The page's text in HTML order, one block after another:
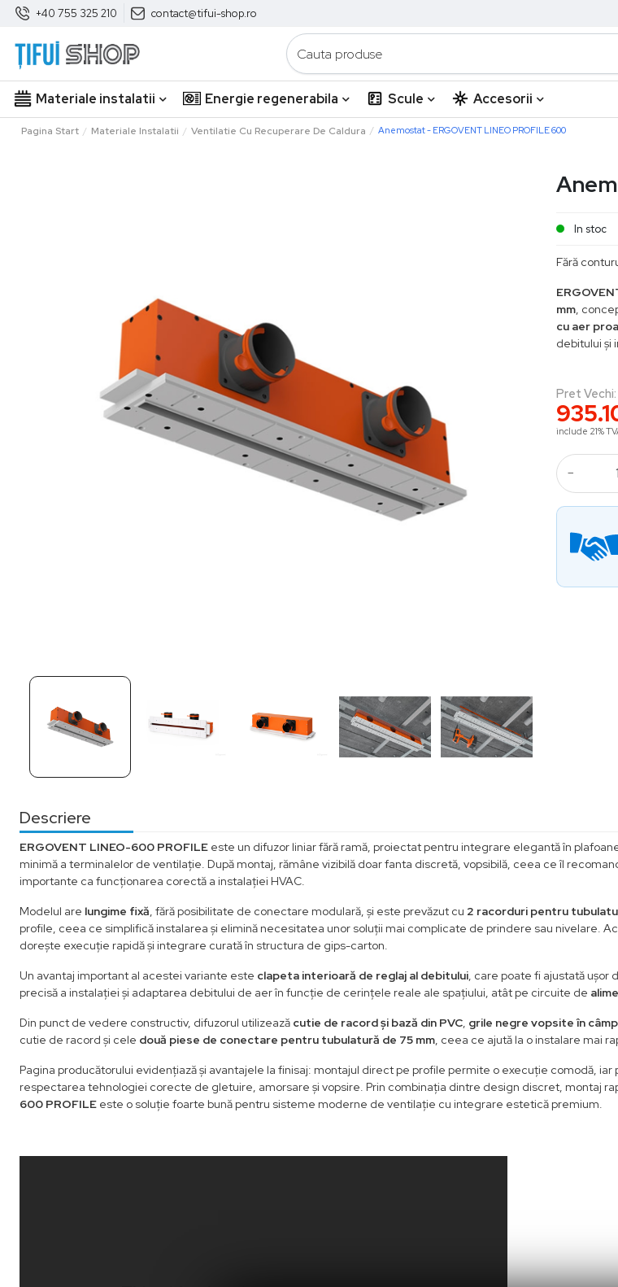
+40 755 325 210 contact@tifui-shop.ro
Materiale instalatii Energie regenerabila Scule Accesorii
Pagina Start Materiale Instalatii Ventilatie Cu Recuperare De Caldura Anemostat - ERGOVENT LINEO PROFILE 600
In stoc
Fără
mm,
cu aer
debitului și
Pret Vechi:
include 21%
−
Descriere
ERGOVENT LINEO-600 PROFILE este un difuzor liniar fără ramă, proiectat pentru integrare elegantă în
minimă a terminalelor de ventilație. După montaj, rămâne vizibilă doar fanta discretă, vopsibilă, ceea ce îl
importante ca funcționarea corectă a instalației HVAC.
Modelul are lungime fixă, fără posibilitate de conectare modulară, și este prevăzut cu 2 racorduri pentru
profile, ceea ce simplifică instalarea și elimină necesitatea unor soluții mai complicate de prindere sau nivelare.
dorește execuție rapidă și integrare curată în structura de gips-carton.
Un avantaj important al acestei variante este clapeta interioară de reglaj al debitului, care poate fi ajustată ușor
precisă a instalației și adaptarea debitului de aer în funcție de cerințele reale ale spațiului, atât pe circuite de
Din punct de vedere constructiv, difuzorul utilizează cutie de racord și bază din PVC, grile negre vopsite în
cutie de racord și cele două piese de conectare pentru tubulatură de 75 mm, ceea ce ajută la o instalare mai
Pagina producătorului evidențiază și avantajele la finisaj: montajul direct pe profile permite o execuție comodă,
respectarea tehnologiei corecte de gletuire, amorsare și vopsire. Prin combinația dintre design discret, montaj
600 PROFILE este o soluție foarte bună pentru sisteme moderne de ventilație cu integrare estetică premium.